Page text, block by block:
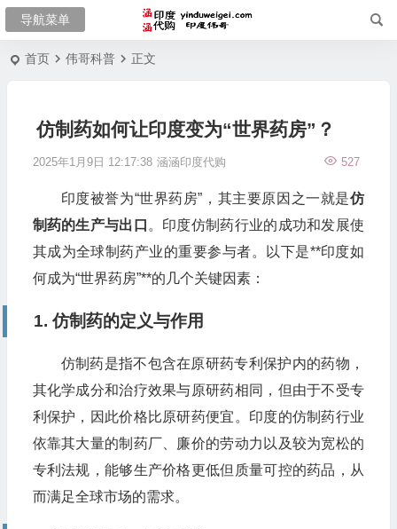
首页 伟哥科普 正文
仿制药如何让印度变为“世界药房”？
2025年1月9日 12:17:38 涵涵印度代购 527
印度被誉为“世界药房”，其主要原因之一就是仿
制药的生产与出口 。印度仿制药行业的成功和发展使
其成为全球制药产业的重要参与者。以下是**印度如
何成为“世界药房”**的几个关键因素：
1. 仿制药的定义与作用
仿制药是指不包含在原研药专利保护内的药物，
其化学成分和治疗效果与原研药相同，但由于不受专
利保护，因此价格比原研药便宜。印度的仿制药行业
依靠其大量的制药厂、廉价的劳动力以及较为宽松的
专利法规，能够生产价格更低但质量可控的药品，从
而满足全球市场的需求。